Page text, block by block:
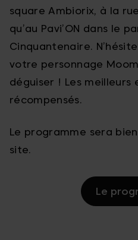
square Ambiorix, à la
qu’au Pavi’ON dans le
Cinquantenaire.
votre personnage
déguiser ! Les
récompensés.
Le programme sera
site.
Le